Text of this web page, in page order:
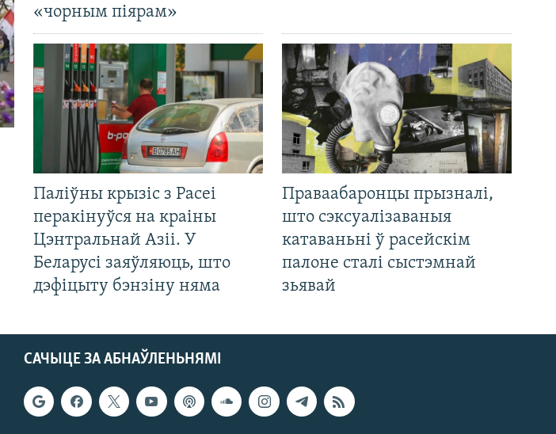
«чорным піярам»
Паліўны крызіс з Расеі
перакінуўся на краіны
Цэнтральнай Азіі. У
Беларусі заяўляюць, што
дэфіцыту бэнзіну няма
Праваабаронцы прызналі,
што сэксуалізаваныя
катаваньні ў расейскім
палоне сталі сыстэмнай
зьявай
САЧЫЦЕ ЗА АБНАЎЛЕНЬНЯМІ